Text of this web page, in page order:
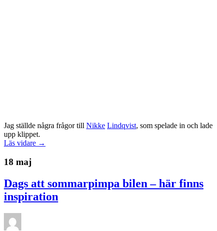
Jag ställde några frågor till Nikke Lindqvist, som spelade in och lade
upp klippet.
Läs vidare →
18 maj
Dags att sommarpimpa bilen – här finns
inspiration